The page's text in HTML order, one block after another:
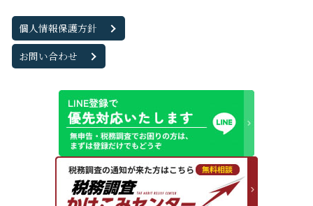
個人情報保護方針
お問い合わせ